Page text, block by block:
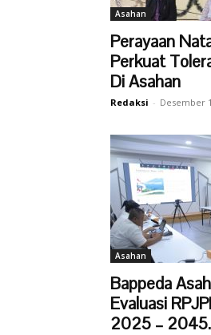
Asahan
Perayaan
Perkuat
Di Asahan
Redaksi - Desember
Asahan
Bappeda
Evaluasi
2025 –